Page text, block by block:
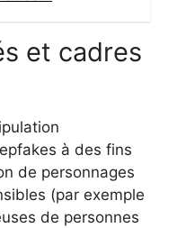
et cadres
à des fins
de personnages
(par exemple
de personnes